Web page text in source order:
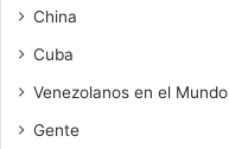
China
Cuba
Venezolanos en el Mundo
Gente